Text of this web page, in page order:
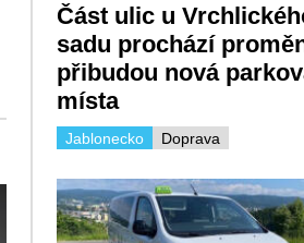
Část ulic u
sadu prochází
přibudou nová
místa
Doprava
Jablonecko